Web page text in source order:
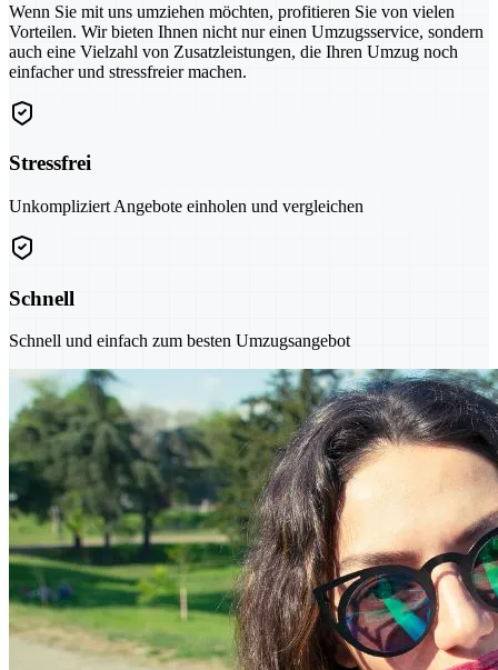
Wenn Sie mit uns umziehen möchten, profitieren Sie von vielen
Vorteilen. Wir bieten Ihnen nicht nur einen Umzugsservice, sondern
auch eine Vielzahl von Zusatzleistungen, die Ihren Umzug noch
einfacher und stressfreier machen.
Stressfrei
Unkompliziert Angebote einholen und vergleichen
Schnell
Schnell und einfach zum besten Umzugsangebot